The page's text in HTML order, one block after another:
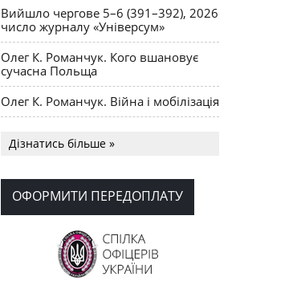
Вийшло чергове 5–6 (391–392), 2026
число журналу «Універсум»
Олег К. Романчук. Кого вшановує
сучасна Польща
Олег К. Романчук. Війна і мобілізація
долучилися до найбільшої
День Вишиванки в Норт Порті
OPUS MAGNUM Олега К. Романчука
Дізнатись більше »
ОФОРМИТИ ПЕРЕДОПЛАТУ